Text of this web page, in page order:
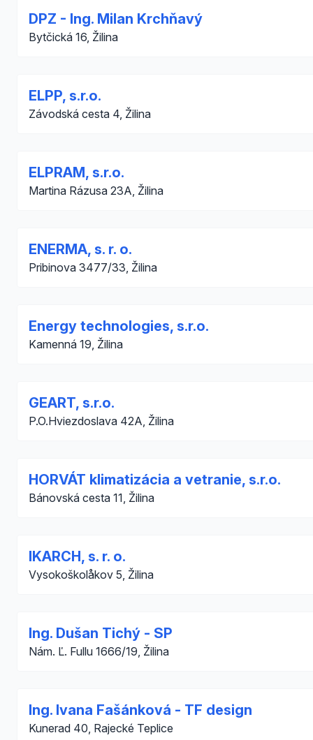
DPZ - Ing. Milan Krchňavý
Bytčická 16, Žilina
ELPP, s.r.o.
Závodská cesta 4, Žilina
ELPRAM, s.r.o.
Martina Rázusa 23A, Žilina
ENERMA, s. r. o.
Pribinova 3477/33, Žilina
Energy technologies, s.r.o.
Kamenná 19, Žilina
GEART, s.r.o.
P.O.Hviezdoslava 42A, Žilina
HORVÁT klimatizácia a vetranie, s.r.o.
Bánovská cesta 11, Žilina
IKARCH, s. r. o.
Vysokoškolåkov 5, Žilina
Ing. Dušan Tichý - SP
Nám. Ľ. Fullu 1666/19, Žilina
Ing. Ivana Fašánková - TF design
Kunerad 40, Rajecké Teplice